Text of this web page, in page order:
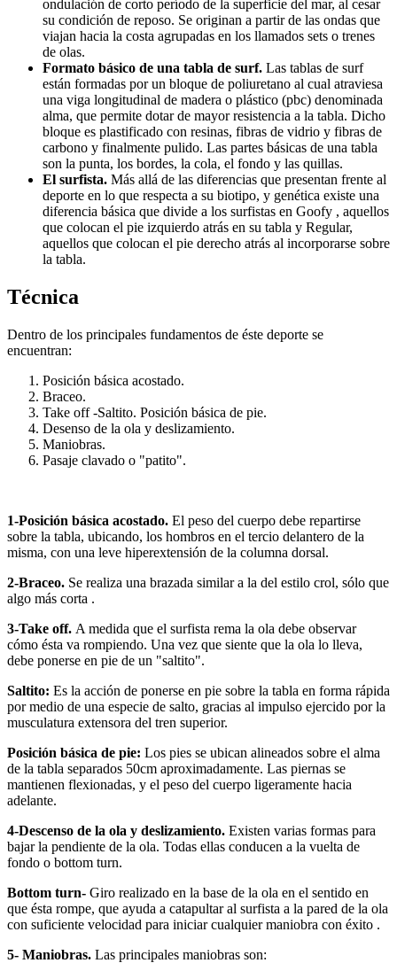
ondulación de corto período de la superficie del mar, al cesar
su condición de reposo. Se originan a partir de las ondas que
viajan hacia la costa agrupadas en los llamados sets o trenes
de olas.
Formato básico de una tabla de surf. Las tablas de surf
están formadas por un bloque de poliuretano al cual atraviesa
una viga longitudinal de madera o plástico (pbc) denominada
alma, que permite dotar de mayor resistencia a la tabla. Dicho
bloque es plastificado con resinas, fibras de vidrio y fibras de
carbono y finalmente pulido. Las partes básicas de una tabla
son la punta, los bordes, la cola, el fondo y las quillas.
El surfista. Más allá de las diferencias que presentan frente al
deporte en lo que respecta a su biotipo, y genética existe una
diferencia básica que divide a los surfistas en Goofy , aquellos
que colocan el pie izquierdo atrás en su tabla y Regular,
aquellos que colocan el pie derecho atrás al incorporarse sobre
la tabla.
Técnica
Dentro de los principales fundamentos de éste deporte se
encuentran:
Posición básica acostado.
Braceo.
Take off -Saltito. Posición básica de pie.
Desenso de la ola y deslizamiento.
Maniobras.
Pasaje clavado o "patito".
1-Posición básica acostado. El peso del cuerpo debe repartirse
sobre la tabla, ubicando, los hombros en el tercio delantero de la
misma, con una leve hiperextensión de la columna dorsal.
2-Braceo. Se realiza una brazada similar a la del estilo crol, sólo que
algo más corta .
3-Take off. A medida que el surfista rema la ola debe observar
cómo ésta va rompiendo. Una vez que siente que la ola lo lleva,
debe ponerse en pie de un "saltito".
Saltito: Es la acción de ponerse en pie sobre la tabla en forma rápida
por medio de una especie de salto, gracias al impulso ejercido por la
musculatura extensora del tren superior.
Posición básica de pie: Los pies se ubican alineados sobre el alma
de la tabla separados 50cm aproximadamente. Las piernas se
mantienen flexionadas, y el peso del cuerpo ligeramente hacia
adelante.
4-Descenso de la ola y deslizamiento. Existen varias formas para
bajar la pendiente de la ola. Todas ellas conducen a la vuelta de
fondo o bottom turn.
Bottom turn- Giro realizado en la base de la ola en el sentido en
que ésta rompe, que ayuda a catapultar al surfista a la pared de la ola
con suficiente velocidad para iniciar cualquier maniobra con éxito .
5- Maniobras. Las principales maniobras son: